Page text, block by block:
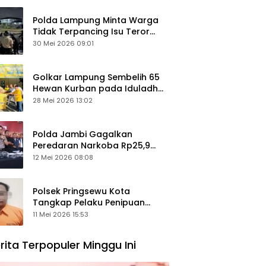
Polda Lampung Minta Warga
Tidak Terpancing Isu Teror
Pocong Palsu, Patroli
30 Mei 2026 09:01
Golkar Lampung Sembelih 65
Hewan Kurban pada Iduladha
1447 Hijriah
28 Mei 2026 13:02
Polda Jambi Gagalkan
Peredaran Narkoba Rp25,9
Miliar, Empat Tersangka
12 Mei 2026 08:08
Polsek Pringsewu Kota
Tangkap Pelaku Penipuan
Mobil, Sempat Kabur ke Jambi
11 Mei 2026 15:53
Terpopuler Minggu Ini